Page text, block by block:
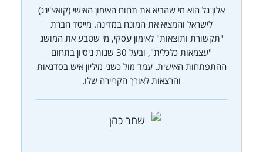
אלון גל הוא מי שהביא את תחום האימון האישי (קואצ'ינג)
לישראל והמציא את המונח במדינה. מייסד חברת
"תקשורת ותוצאות" לאימון עסקי, מי שטבע את המושג
"עצמאות כלכלית", ובעל 30 שנות ניסיון בתחום
ההתפתחות האישית. עמד מול כשני מיליון איש בסדנאות
והרצאות לאורך הקריירה שלו.